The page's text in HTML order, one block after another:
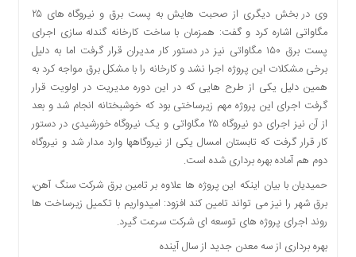
بین
یادداشت
چند
رسانه
یادداشت
وی در بخش دیگری از صحبت هایش به پست برق و نیروگاه های ۲۵
مگاواتی اشاره کرد و گفت: همزمان با ساخت کارخانه گندله سازی اجرای
پست برق ۱۵۰ مگاواتی نیز در دستور کار مدیران قرار گرفت اما به دلیل
برخی مشکلات این پروژه اجرا نشد و کارخانه را با مشکل برق مواجه کرد به
همین دلیل یکی از طرح هایی که در این دوره مدیریت در اولویت قرار
گرفت اجرای این پروژه مهم زیرساختی بود که خوشبختانه انجام شد و بعد
از آن نیز اجرای دو نیروگاه ۲۵ مگاواتی و یک نیروگاه خورشیدی در دستور
کار قرار گرفت که تابستان امسال یکی از نیروگاهها وارد مدار شد و نیروگاه
دوم هم آماده بهره برداری شده است.
حمیدیان با بیان اینکه این پروژه ها علاوه بر تامین برق شرکت سنگ آهن،
برق شهر را نیز می تواند تامین کند افزود: امیدواریم با تکمیل زیرساخت ها
روند اجرای پروژه های توسعه ای شرکت سرعت گیرد.
بهره برداری از سه معدن جدید از سال آینده